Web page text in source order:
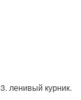
3. ленивый курник.